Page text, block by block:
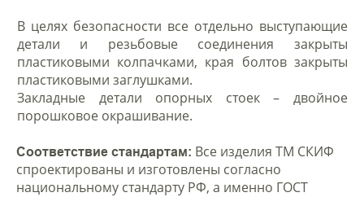
В целях безопасности все отдельно выступающие
детали и резьбовые соединения закрыты
пластиковыми колпачками, края болтов закрыты
пластиковыми заглушками.
Закладные детали опорных стоек – двойное
порошковое окрашивание.
Соответствие стандартам: Все изделия ТМ СКИФ
спроектированы и изготовлены согласно
национальному стандарту РФ, а именно ГОСТ